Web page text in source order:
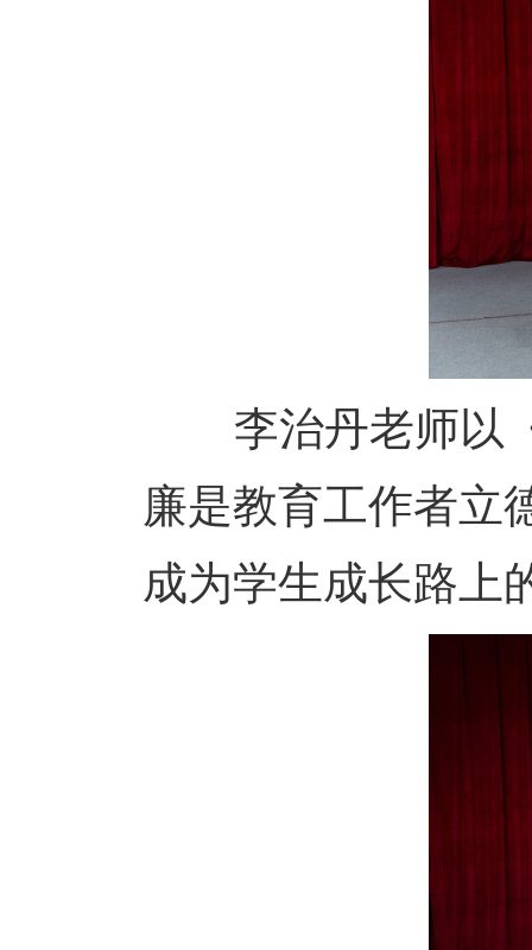
李治丹老师以《
廉是教育工作者立
成为学生成长路上